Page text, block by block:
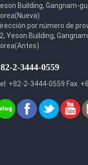
Building, Gangnam-
por número de
Yeson Building,
2-3444-0559
+82-2-3444-0559 Fax: